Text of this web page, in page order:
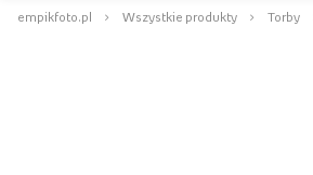
empikfoto.pl Wszystkie produkty Torby